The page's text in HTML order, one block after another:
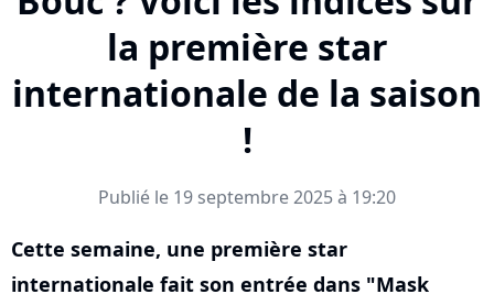
la première star
internationale de la saison
!
Publié le 19 septembre 2025 à 19:20
Cette semaine, une première star
internationale fait son entrée dans "Mask